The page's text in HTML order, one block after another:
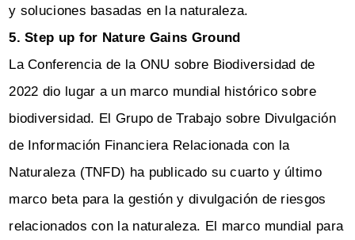
y soluciones basadas en la naturaleza.
5. Step up for Nature Gains Ground
La Conferencia de la ONU sobre Biodiversidad de
2022 dio lugar a un marco mundial histórico sobre
biodiversidad. El Grupo de Trabajo sobre Divulgación
de Información Financiera Relacionada con la
Naturaleza (TNFD) ha publicado su cuarto y último
marco beta para la gestión y divulgación de riesgos
relacionados con la naturaleza. El marco mundial para